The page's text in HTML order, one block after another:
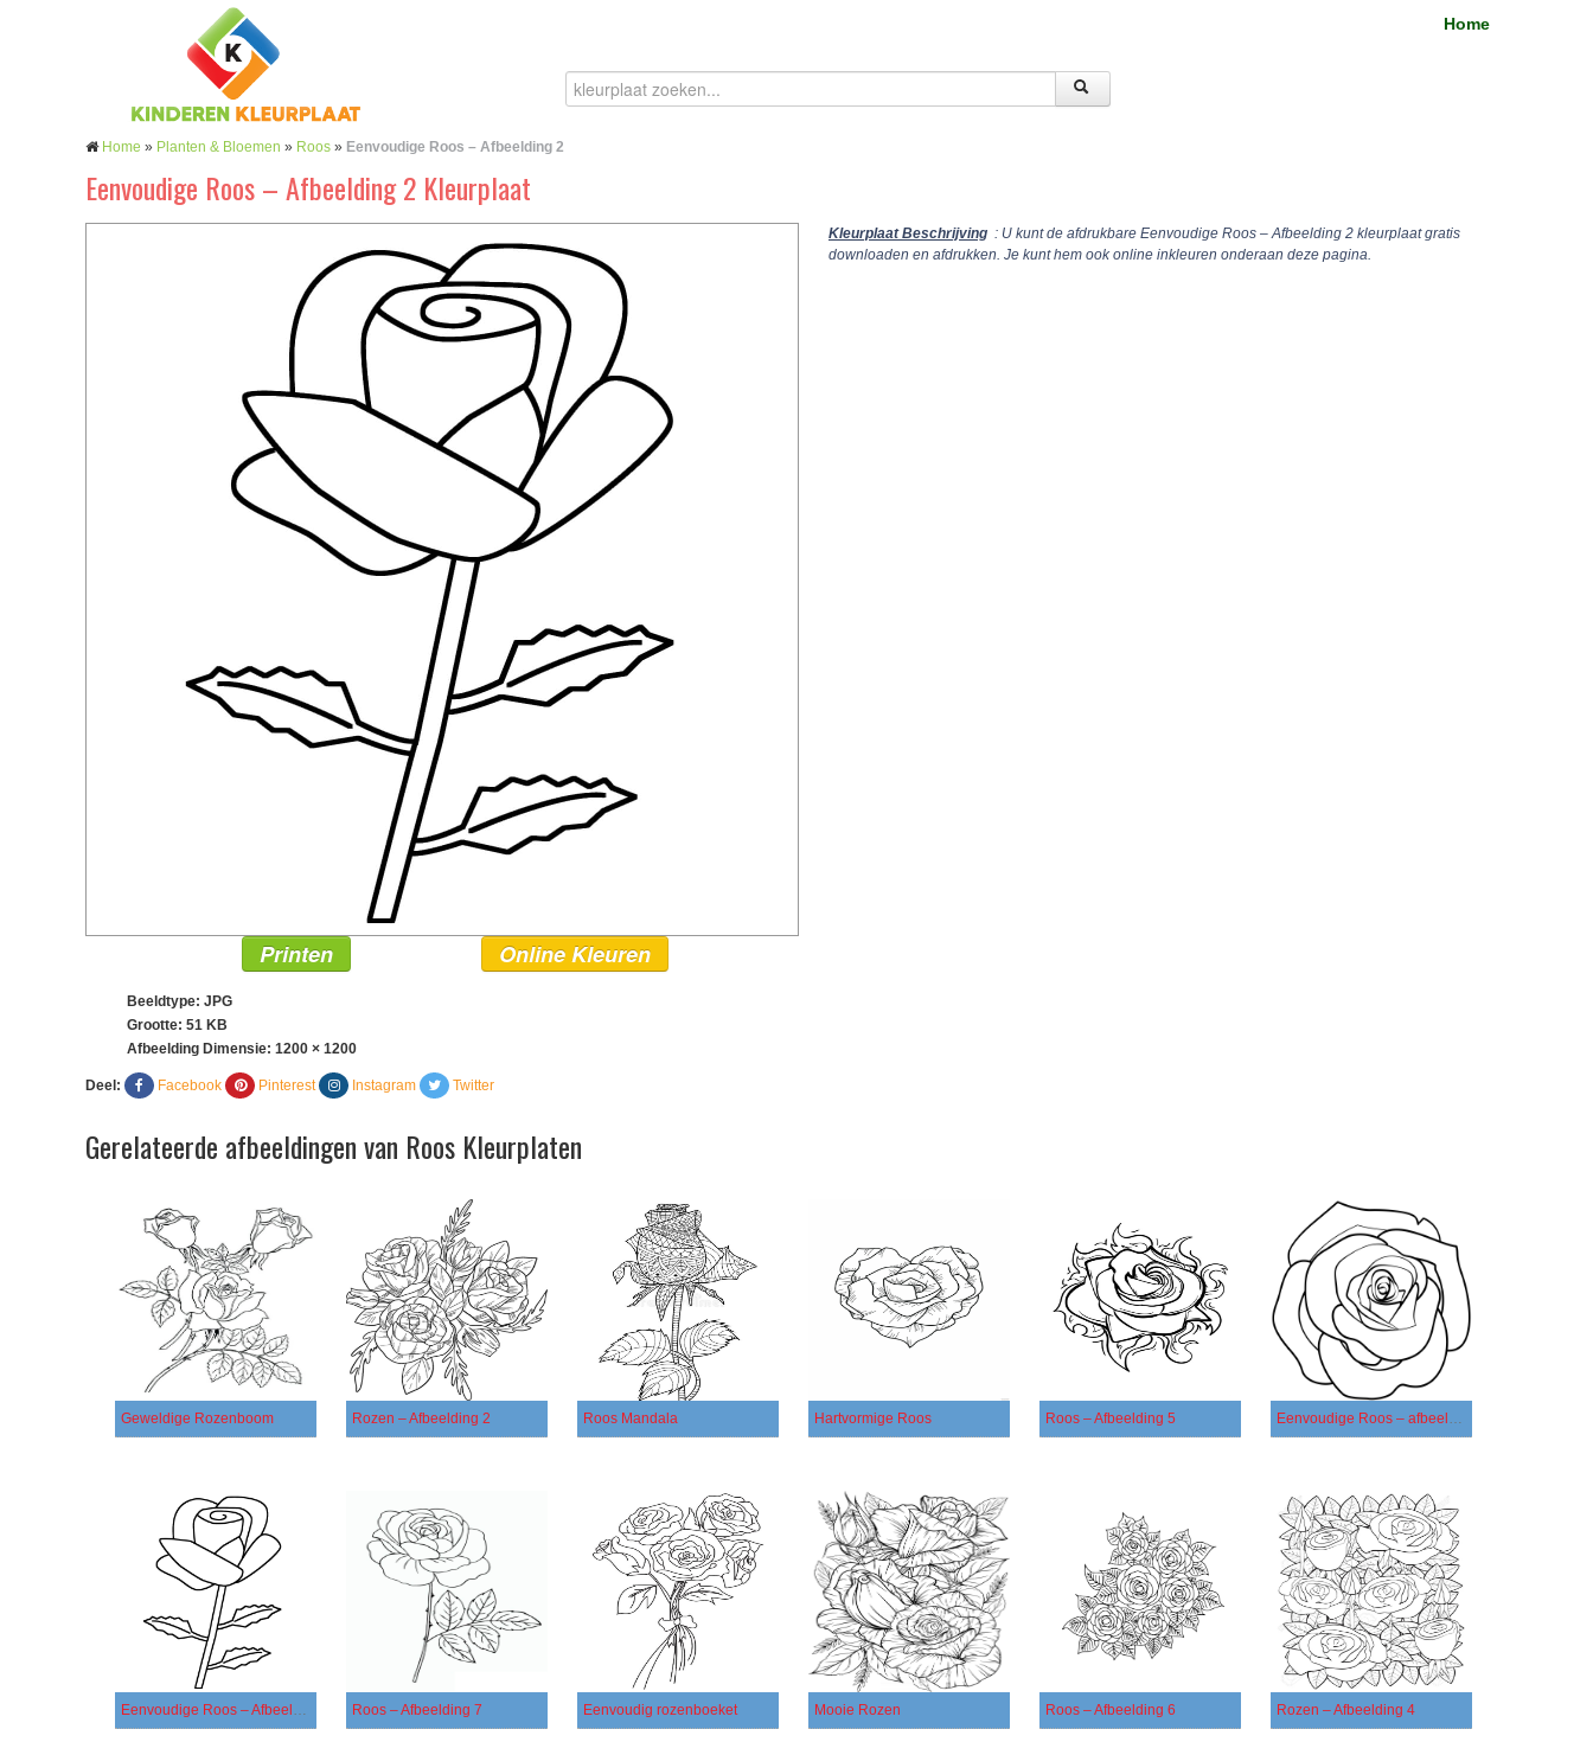
Home
Home » Planten & Bloemen » Roos » Eenvoudige Roos – Afbeelding 2
Eenvoudige Roos – Afbeelding 2 Kleurplaat
Kleurplaat Beschrijving : U kunt de afdrukbare Eenvoudige Roos – Afbeelding 2 kleurplaat gratis
downloaden en afdrukken. Je kunt hem ook online inkleuren onderaan deze pagina.
Printen Online Kleuren
Beeldtype: JPG
Grootte: 51 KB
Afbeelding Dimensie: 1200 × 1200
Deel: Facebook Pinterest Instagram Twitter
Gerelateerde afbeeldingen van Roos Kleurplaten
Geweldige Rozenboom Rozen – Afbeelding 2 Roos Mandala Hartvormige Roos Roos – Afbeelding 5 Eenvoudige Roos – afbeelding 3
Eenvoudige Roos – Afbeelding 2 Roos – Afbeelding 7 Eenvoudig rozenboeket Mooie Rozen Roos – Afbeelding 6 Rozen – Afbeelding 4